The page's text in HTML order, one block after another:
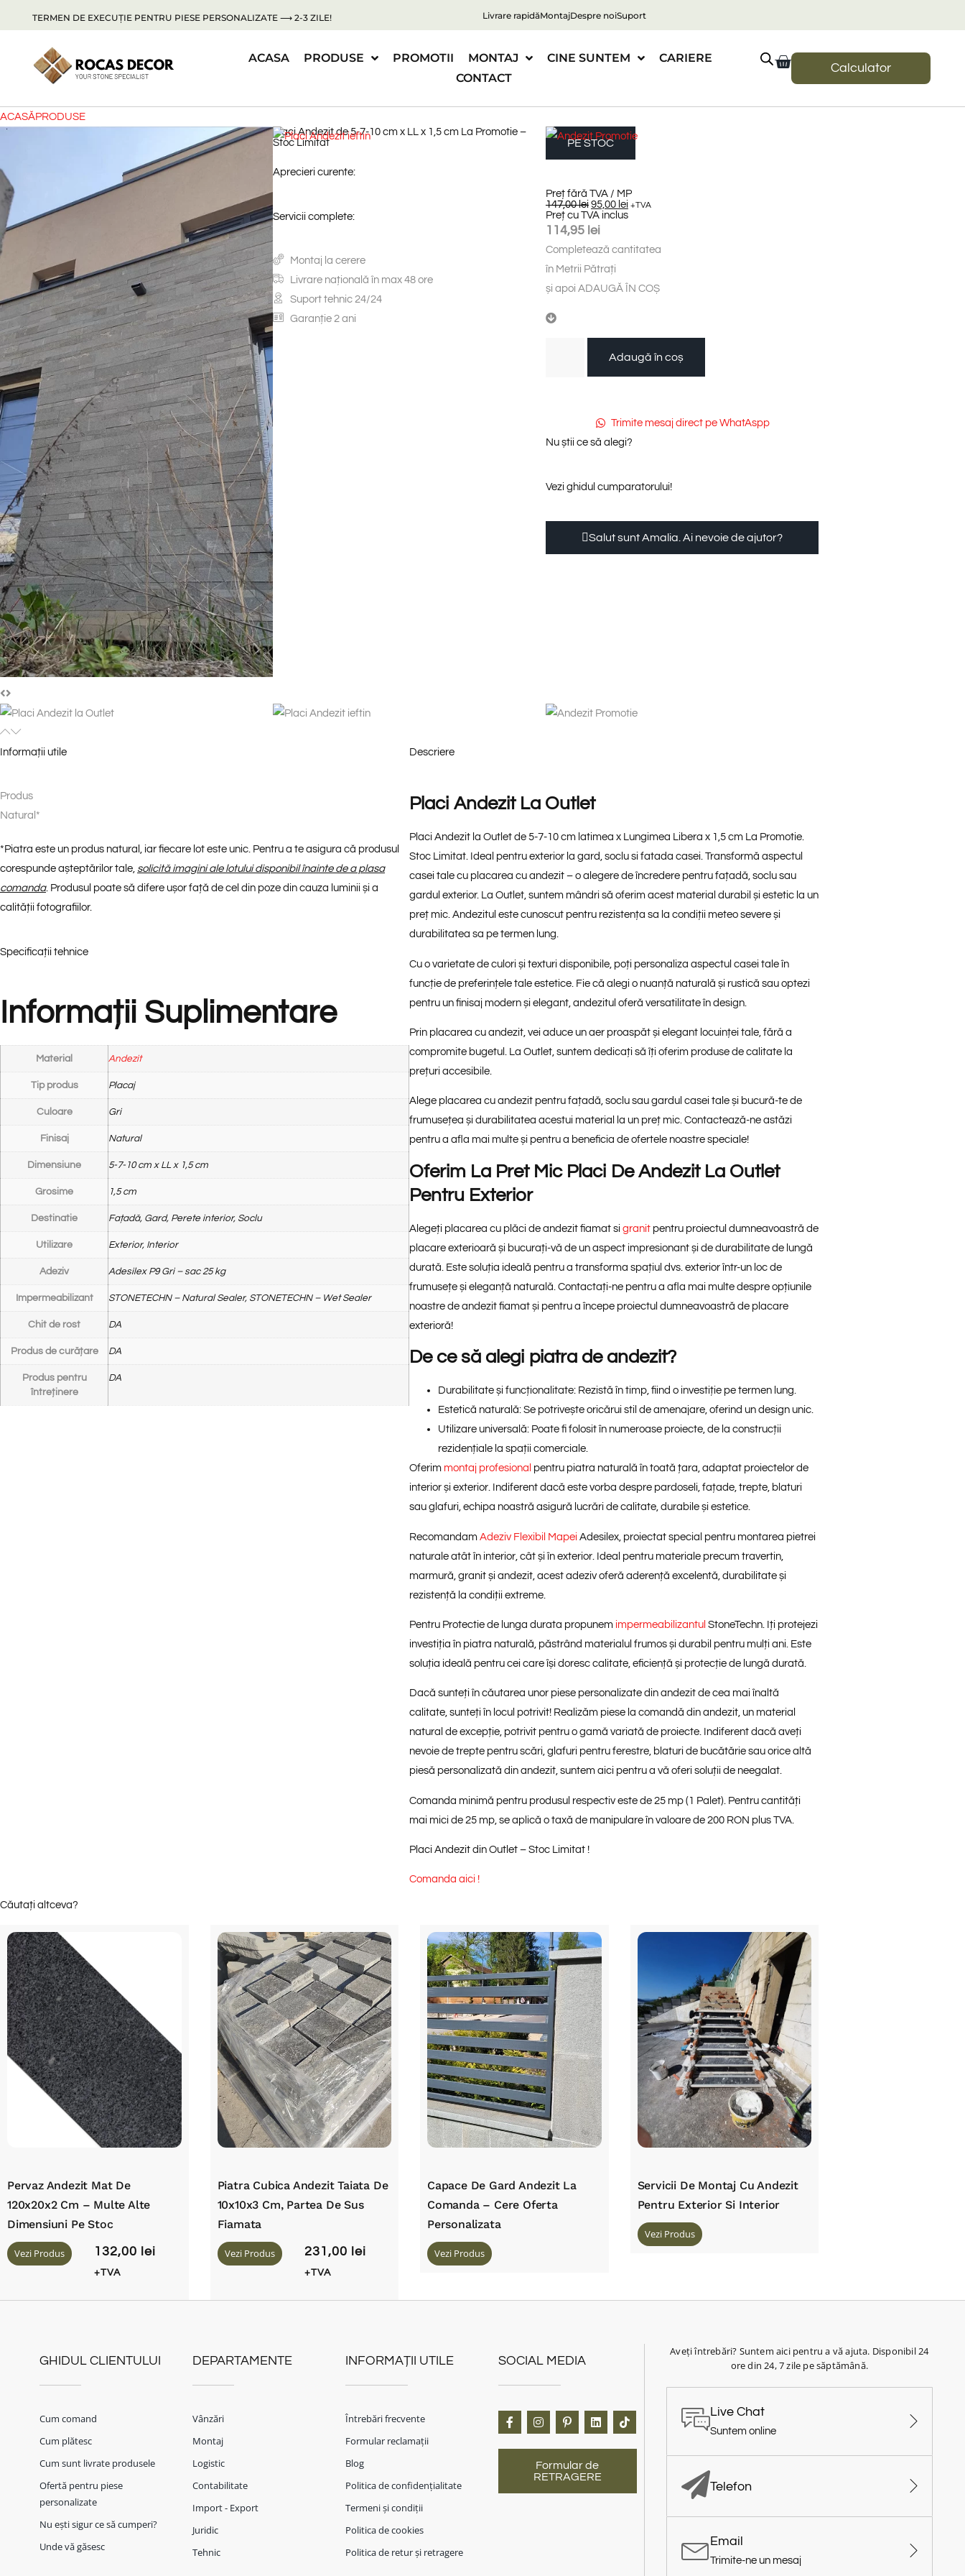
TERMEN DE EXECUȚIE PENTRU PIESE PERSONALIZATE ⟶ 2-3 ZILE! Livrare rapidăMontajDespre noiSuport
ACASA PRODUSE PROMOTII MONTAJ CINE SUNTEM
CARIERE
CONTACT
Calculator
ACASĂPRODUSE
Placi Andezit de 5-7-10 cm x LL x 1,5 cm La Promotie –
Stoc Limitat
Aprecieri curente:
Servicii complete:
Montaj la cerere
Livrare națională în max 48 ore
Suport tehnic 24/24
Garanție 2 ani
PE STOC
Preț fără TVA / MP
147,00lei 95,00 lei +TVA
Preț cu TVA inclus
114,95 lei
Completează cantitatea
în Metrii Pătrați
și apoi ADAUGĂ ÎN COȘ
Adaugă în coș
Trimite mesaj direct pe WhatAspp
Nu știi ce să alegi?
Vezi ghidul cumparatorului!
Salut sunt Amalia. Ai nevoie de ajutor?
Informații utile
Produs
Natura *
* Piatra este un produs natural, iar fiecare lot este unic. Pentru a te asigura că produsul
corespunde așteptărilor tale, solicită imagini ale lotului disponibil înainte de a plasa
comanda. Produsul poate să difere ușor față de cel din poze din cauza luminii și a
calității fotografiilor.
Specificații tehnice
Informații Suplimentare
Material Andezit
Tip produs Placaj
Culoare Gri
Finisaj Natural
Dimensiune 5-7-10 cm x LL x 1,5 cm
Grosime 1,5 cm
Destinatie Fațadă, Gard, Perete interior, Soclu
Utilizare Exterior, Interior
Adeziv Adesilex P9 Gri – sac 25 kg
Impermeabilizant STONETECHN – Natural Sealer, STONETECHN – Wet Sealer
Chit de rost DA
Produs de curățare DA
Produs pentru
întreținere
DA
Descriere
Placi Andezit La Outlet
Placi Andezit la Outlet de 5-7-10 cm latimea x Lungimea Libera x 1,5 cm La Promotie.
Stoc Limitat. Ideal pentru exterior la gard, soclu si fatada casei. Transformă aspectul
casei tale cu placarea cu andezit – o alegere de încredere pentru fațadă, soclu sau
gardul exterior. La Outlet, suntem mândri să oferim acest material durabil și estetic la un
preț mic. Andezitul este cunoscut pentru rezistența sa la condiții meteo severe și
durabilitatea sa pe termen lung.
Cu o varietate de culori și texturi disponibile, poți personaliza aspectul casei tale în
funcție de preferințele tale estetice. Fie că alegi o nuanță naturală și rustică sau optezi
pentru un finisaj modern și elegant, andezitul oferă versatilitate în design.
Prin placarea cu andezit, vei aduce un aer proaspăt și elegant locuinței tale, fără a
compromite bugetul. La Outlet, suntem dedicați să îți oferim produse de calitate la
prețuri accesibile.
Alege placarea cu andezit pentru fațadă, soclu sau gardul casei tale și bucură-te de
frumusețea și durabilitatea acestui material la un preț mic. Contactează-ne astăzi
pentru a afla mai multe și pentru a beneficia de ofertele noastre speciale!
Oferim La Pret Mic Placi De Andezit La Outlet
Pentru Exterior
Alegeți placarea cu plăci de andezit fiamat si granit pentru proiectul dumneavoastră de
placare exterioară și bucurați-vă de un aspect impresionant și de durabilitate de lungă
durată. Este soluția ideală pentru a transforma spațiul dvs. exterior într-un loc de
frumusețe și eleganță naturală. Contactați-ne pentru a afla mai multe despre opțiunile
noastre de andezit fiamat și pentru a începe proiectul dumneavoastră de placare
exterioră!
De ce să alegi piatra de andezit?
Durabilitate și funcționalitate: Rezistă în timp, fiind o investiție pe termen lung.
Estetică naturală: Se potrivește oricărui stil de amenajare, oferind un design unic.
Utilizare universală: Poate fi folosit în numeroase proiecte, de la construcții
rezidențiale la spații comerciale.
Oferim montaj profesional pentru piatra naturală în toată țara, adaptat proiectelor de
interior și exterior. Indiferent dacă este vorba despre pardoseli, fațade, trepte, blaturi
sau glafuri, echipa noastră asigură lucrări de calitate, durabile și estetice.
Recomandam Adeziv Flexibil Mapei Adesilex, proiectat special pentru montarea pietrei
naturale atât în interior , cât și în exterior . Ideal pentru materiale precum travertin
marmură granit și andezit , acest adeziv oferă aderență excelentă , durabilitate și
rezistență la condiții extreme.
Pentru Protectie de lunga durata propunem impermeabilizantul StoneTechn.
Iți protejezi
investiția în piatra naturală , păstrând materialul frumos și durabil pentru mulți ani. Este
soluția ideală pentru cei care își doresc calitate eficiență și protecție de lungă durată
Dacă sunteți în căutarea unor piese personalizate din andezit de cea mai înaltă
calitate, sunteți în locul potrivit! Realizăm piese la comandă din andezit, un material
natural de excepție, potrivit pentru o gamă variată de proiecte. Indiferent dacă aveți
nevoie de trepte pentru scări, glafuri pentru ferestre, blaturi de bucătărie sau orice altă
piesă personalizată din andezit, suntem aici pentru a vă oferi soluții de neegalat.
Comanda minimă pentru produsul respectiv este de 25 mp (1 Palet). Pentru cantități
mai mici de 25 mp, se aplică o taxă de manipulare în valoare de 200 RON plus TVA.
Placi Andezit din Outlet – Stoc Limitat !
Comanda aici !
Căutați altceva?
Pervaz Andezit Mat De
120x20x2 Cm – Multe Alte
Dimensiuni Pe Stoc
Vezi Produs 132,00 lei
+TVA
Piatra Cubica Andezit Taiata De
10x10x3 Cm, Partea De Sus
Fiamata
Vezi Produs 231,00 lei
+TVA
Capace De Gard Andezit La
Comanda – Cere Oferta
Personalizata
Vezi Produs
Servicii De Montaj Cu Andezit
Pentru Exterior Si Interior
Vezi Produs
GHIDUL CLIENTULUI
Cum comand
Cum plătesc
Cum sunt livrate produsele
Ofertă pentru piese
personalizate
Nu ești sigur ce să cumperi?
Unde vă găsesc
DEPARTAMENTE
Vânzări
Montaj
Logistic
Contabilitate
Import - Export
Juridic
Tehnic
INFORMAȚII UTILE
Întrebări frecvente
Formular reclamații
Blog
Politica de confidențialitate
Termeni și condiții
Politica de cookies
Politica de retur și retragere
SOCIAL MEDIA
Formular de
RETRAGERE
Aveți întrebări? Suntem aici pentru a vă ajuta. Disponibil 24
ore din 24, 7 zile pe săptămână.
Live Chat
Suntem online
Telefon
Email
Trimite-ne un mesaj